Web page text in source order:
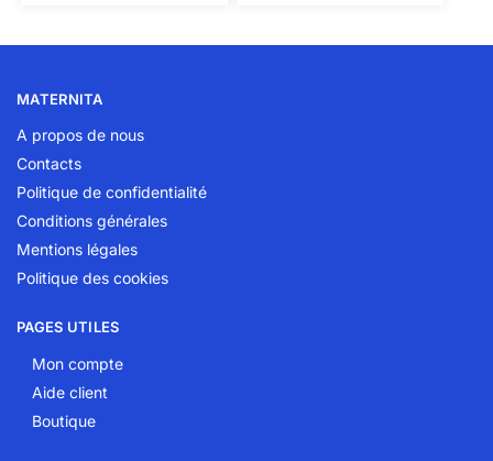
MATERNITA
A propos de nous
Contacts
Politique de confidentialité
Conditions générales
Mentions légales
Politique des cookies
PAGES UTILES
Mon compte
Aide client
Boutique